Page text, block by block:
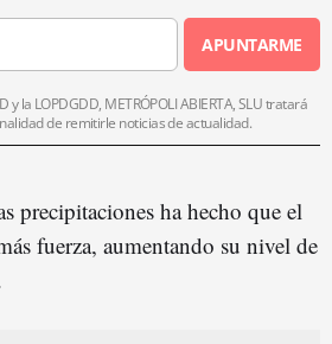
APUNTARME
y la LOPDGDD, METRÓPOLI ABIERTA, SLU tratará
de remitirle noticias de actualidad.
precipitaciones ha hecho que el
fuerza, aumentando su nivel de